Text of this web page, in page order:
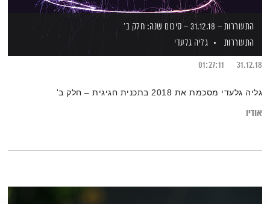
התעוררות – 31.12.18 – סיכום שנה: חלק ב'
התעוררות
גליה גלעדי
31.12.18
01:27:11
גליה גלעדי מסכמת את 2018 בתכנית חגיגית – חלק ב'
אודיו